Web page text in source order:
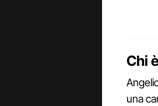
Chi
una